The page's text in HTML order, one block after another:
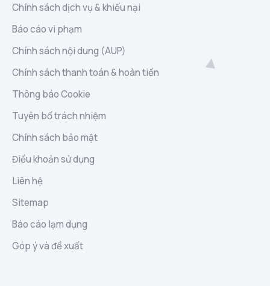
Chính sách dịch vụ & khiếu nại
Báo cáo vi phạm
Chính sách nội dung (AUP)
Chính sách thanh toán & hoàn tiền
Thông báo Cookie
Tuyên bố trách nhiệm
Chính sách bảo mật
Điều khoản sử dụng
Liên hệ
Sitemap
Báo cáo lạm dụng
Góp ý và đề xuất